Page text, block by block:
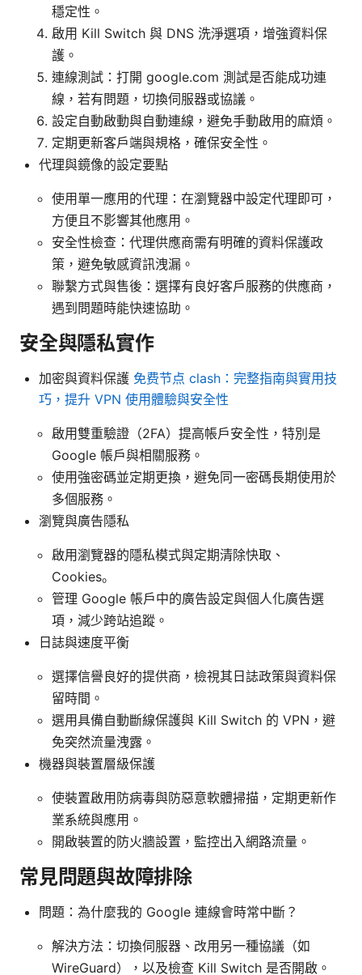
穩定性。
啟用 Kill Switch 與 DNS 洗淨選項，增強資料保
護。
連線測試：打開 google.com 測試是否能成功連
線，若有問題，切換伺服器或協議。
設定自動啟動與自動連線，避免手動啟用的麻煩。
定期更新客戶端與規格，確保安全性。
代理與鏡像的設定要點
使用單一應用的代理：在瀏覽器中設定代理即可，
方便且不影響其他應用。
安全性檢查：代理供應商需有明確的資料保護政
策，避免敏感資訊洩漏。
聯繫方式與售後：選擇有良好客戶服務的供應商，
遇到問題時能快速協助。
安全與隱私實作
加密與資料保護 免费节点 clash：完整指南與實用技
巧，提升 VPN 使用體驗與安全性
啟用雙重驗證（2FA）提高帳戶安全性，特別是
Google 帳戶與相關服務。
使用強密碼並定期更換，避免同一密碼長期使用於
多個服務。
瀏覽與廣告隱私
啟用瀏覽器的隱私模式與定期清除快取、
Cookies。
管理 Google 帳戶中的廣告設定與個人化廣告選
項，減少跨站追蹤。
日誌與速度平衡
選擇信譽良好的提供商，檢視其日誌政策與資料保
留時間。
選用具備自動斷線保護與 Kill Switch 的 VPN，避
免突然流量洩露。
機器與裝置層級保護
使裝置啟用防病毒與防惡意軟體掃描，定期更新作
業系統與應用。
開啟裝置的防火牆設置，監控出入網路流量。
常見問題與故障排除
問題：為什麼我的 Google 連線會時常中斷？
解決方法：切換伺服器、改用另一種協議（如
WireGuard），以及檢查 Kill Switch 是否開啟。